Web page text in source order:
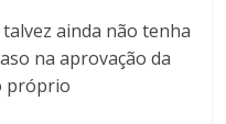
ainda não tenha
na aprovação da
próprio